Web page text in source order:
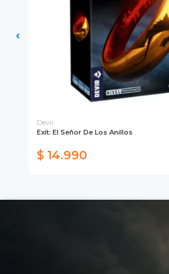
Devir
Exit: El Señor De Los Anillos
$ 14.990